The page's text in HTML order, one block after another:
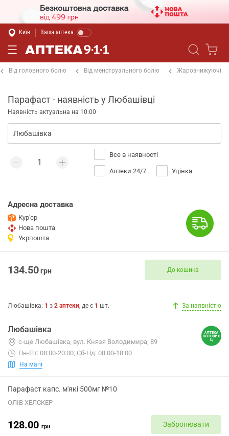
Київ Ваша аптека
Від головного болю Від менструального болю Жарознижуючі
Парафаст - наявність у Любашівці
Наявність актуальна на 10:00
Все в наявності
Аптеки 24/7 Уцінка
Адресна доставка
Кур'єр
Нова пошта
Укрпошта
134.50грн До кошика
Любашівка: 1 з 2 аптеки, де є 1 шт. За наявністю
Любашівка
с-ще Любашівка, вул. Князя Володимира, 89
Пн-Пт: 08:00-20:00; Сб-Нд: 08:00-18:00
На мапі
Парафаст капс. м'які 500мг №10
ОЛІВ ХЕЛСКЕР
128.00 грн Забронювати